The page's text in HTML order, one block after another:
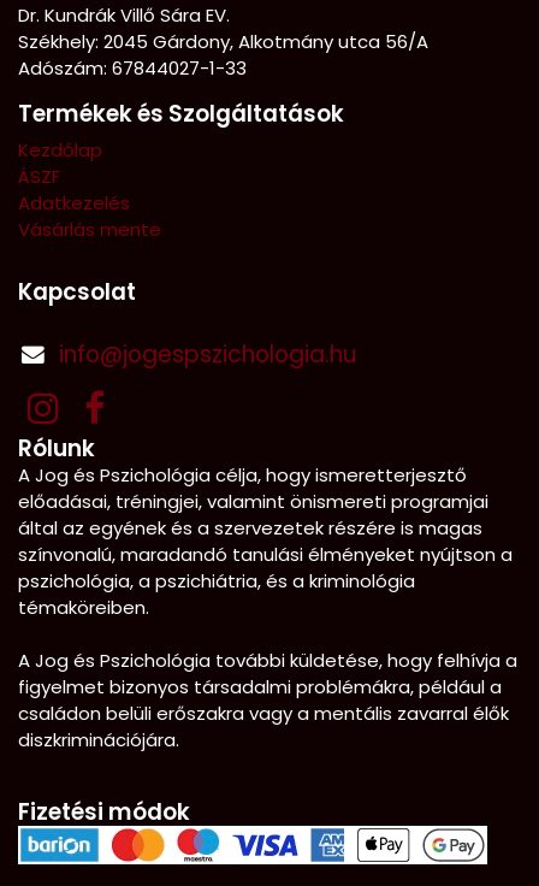
Dr. Kundrák Villő Sára EV.
Székhely: 2045 Gárdony, Alkotmány utca 56/A
Adószám: 67844027-1-33
Termékek és Szolgáltatások
Kezdőlap
ÁSZF
Adatkezelés
Vásárlás mente
Kapcsolat
info@jogespszichologia.hu
Rólunk
A Jog és Pszichológia célja, hogy ismeretterjesztő
előadásai, tréningjei, valamint önismereti programjai
által az egyének és a szervezetek részére is magas
színvonalú, maradandó tanulási élményeket nyújtson a
pszichológia, a pszichiátria, és a kriminológia
témaköreiben.
A Jog és Pszichológia további küldetése, hogy felhívja a
figyelmet bizonyos társadalmi problémákra, például a
családon belüli erőszakra vagy a mentális zavarral élők
diszkriminációjára.
Fizetési módok